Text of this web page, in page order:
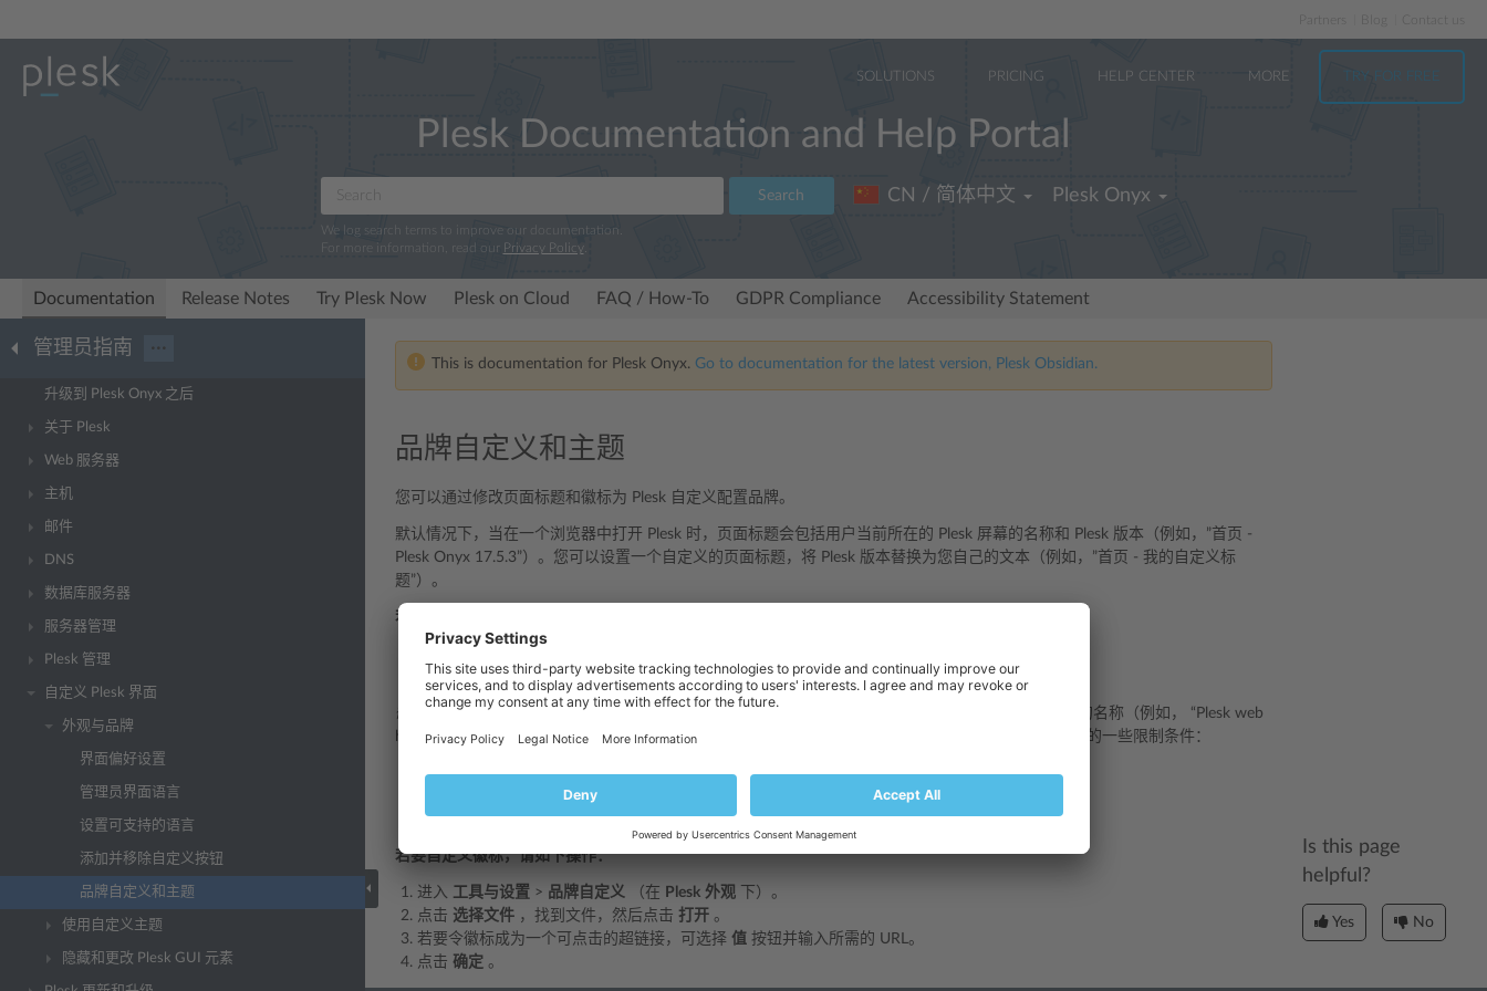
Partners
SOLUTIONS PRICING HELP CENTER MORE TRY FOR FREE
Plesk Documentation and Help Portal
Search
We log search terms to improve our documentation.
For more information, read our Privacy Policy.
CN / 简体中文 Plesk Onyx
Documentation Release Notes Try Plesk Now Plesk on Cloud FAQ / How-To GDPR Compliance Accessibility Statement
管理员指南 ···
升级到 Plesk Onyx 之后
关于 Plesk
Web 服务器
主机
邮件
DNS
数据库服务器
服务器管理
Plesk 管理
自定义 Plesk 界面
外观与品牌
界面偏好设置
管理员界面语言
设置可支持的语言
添加并移除自定义按钮
品牌自定义和主题
使用自定义主题
隐藏和更改 Plesk GUI 元素
This is documentation for Plesk Onyx. Go to documentation for the latest version, Plesk Obsidian.
品牌自定义和主题
您可以通过修改页面标题和徽标为 Plesk 自定义配置品牌。
默认情况下，当在一个浏览器中打开 Plesk 时，页面标题会包括用户当前所在的 Plesk 屏幕的名称和 Plesk 版本（例如，”首页 -
Plesk Onyx 17.5.3”）。您可以设置一个自定义的页面标题，将 Plesk 版本替换为您自己的文本（例如，”首页 - 我的自定义标
题”）。
若要设置一个自定义的页面标题，请如下操作：
清空“标题文本” 字段旁的使用默认复选框，并在该字段中输入所需的页面标题，然后点击
徽标
是您登录 Plesk 时出现在屏幕左上角的一个横幅。默认该横幅会显示 Plesk 徽标和Plesk几个版本的名称（例如， “Plesk web
host edition”）。您可以用您自己的图像替换默认的徽标，也可以使用一个可点击的超链接。徽标文件的一些限制条件：
需使用 GIF、JPEG 或 PNG 文件。
建议使用小于100KB的文件以保障页面加载的加载速度。
建议图像高度为 50 像素。
若要自定义徽标，请如下操作：
进入 工具与设置 > 品牌自定义 （在 Plesk 外观 下）。
点击 选择文件 ，找到文件，然后点击 打开 。
若要令徽标成为一个可点击的超链接，可选择 值 按钮并输入所需的 URL。
点击 确定 。
Is this page
helpful?
Yes No